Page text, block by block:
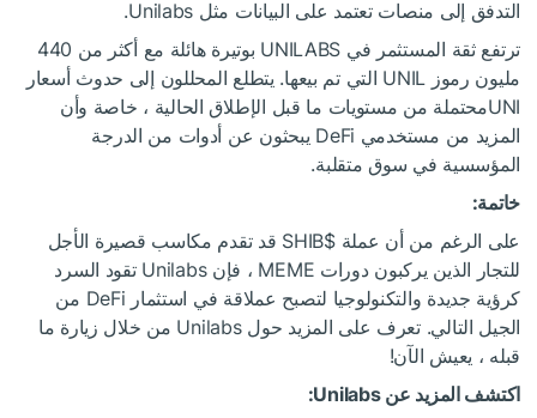
التدفق إلى منصات تعتمد على البيانات مثل Unilabs.
ترتفع ثقة المستثمر في UNILABS بوتيرة هائلة مع أكثر من 440
مليون رموز UNIL التي تم بيعها. يتطلع المحللون إلى حدوث أسعار
UNIمحتملة من مستويات ما قبل الإطلاق الحالية ، خاصة وأن
المزيد من مستخدمي DeFi يبحثون عن أدوات من الدرجة
المؤسسية في سوق متقلبة.
خاتمة:
على الرغم من أن عملة$SHIB
قد تقدم مكاسب قصيرة الأجل
للتجار الذين يركبون دورات MEME ، فإن Unilabs تقود السرد
كرؤية جديدة والتكنولوجيا لتصبح عملاقة في استثمار DeFi من
الجيل التالي. تعرف على المزيد حول Unilabs من خلال زيارة ما
قبله ، يعيش الآن!
اكتشف المزيد عن Unilabs: